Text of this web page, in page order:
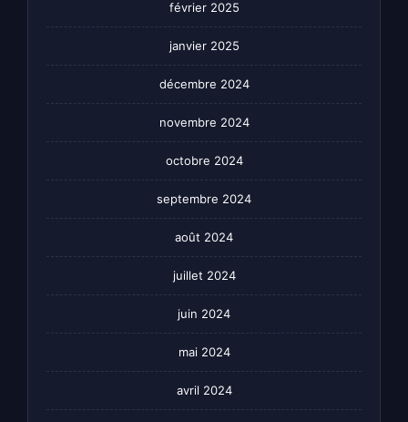
février 2025
janvier 2025
décembre 2024
novembre 2024
octobre 2024
septembre 2024
août 2024
juillet 2024
juin 2024
mai 2024
avril 2024